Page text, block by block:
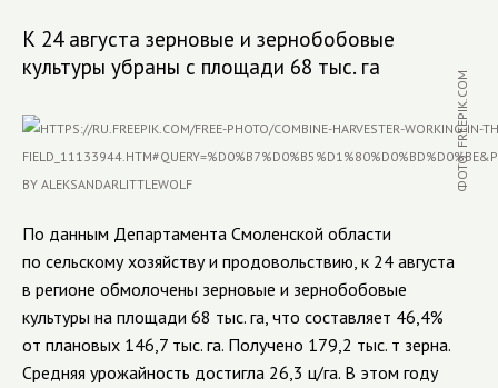
К 24 августа зерновые и зернобобовые
культуры убраны с площади 68 тыс. га
ФОТО: FREEPIK.COM
По данным Департамента Смоленской области
по сельскому хозяйству и продовольствию, к 24 августа
в регионе обмолочены зерновые и зернобобовые
культуры на площади 68 тыс. га, что составляет 46,4%
от плановых 146,7 тыс. га. Получено 179,2 тыс. т зерна.
Средняя урожайность достигла 26,3 ц/га. В этом году